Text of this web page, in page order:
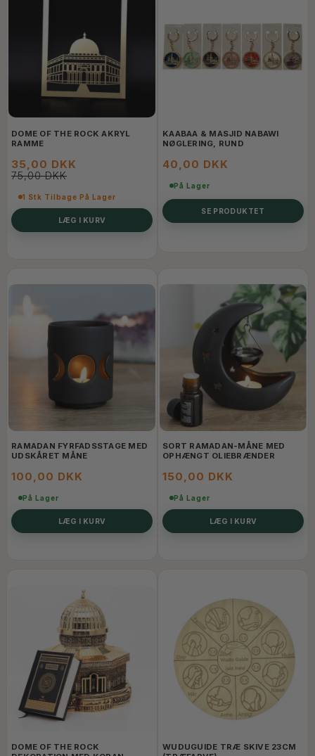
DOME OF THE ROCK AKRYL
RAMME
35,00 DKK
75,00 DKK
1 Stk Tilbage På Lager
LÆG I KURV
KAABAA & MASJID NABAWI
NØGLERING, RUND
40,00 DKK
På Lager
SE PRODUKTET
RAMADAN FYRFADSSTAGE MED
UDSKÅRET MÅNE
100,00 DKK
På Lager
LÆG I KURV
SORT RAMADAN-MÅNE MED
OPHÆNGT OLIEBRÆNDER
150,00 DKK
På Lager
LÆG I KURV
DOME OF THE ROCK
WUDUGUIDE TRÆ SKIVE 23CM